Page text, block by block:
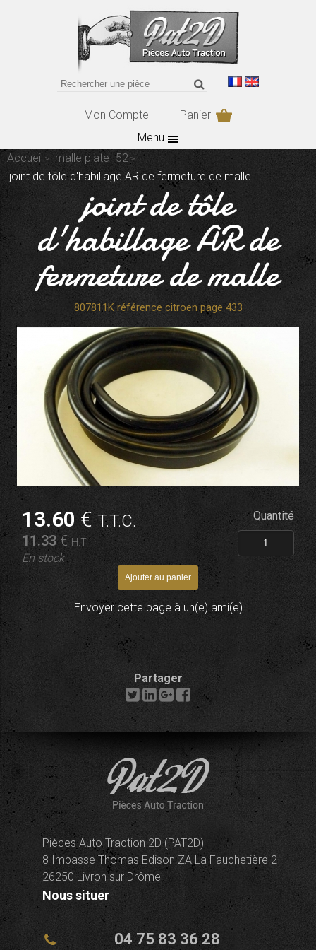
Mon Compte
Panier
Menu
Accueil
malle plate -52
joint de tôle d'habillage AR de fermeture de malle
joint de tôle
d'habillage AR de
fermeture de malle
807811K référence citroen page 433
13.60 €T.T.C.
11.33 € H.T.
En stock
Quantité
Envoyer cette page à un(e) ami(e)
Partager
Pièces Auto Traction 2D (PAT2D)
8 Impasse Thomas Edison ZA La Fauchetière 2
26250 Livron sur Drôme
Nous situer
04 75 83 36 28